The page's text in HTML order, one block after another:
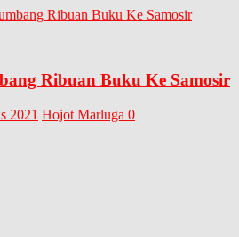
Ribuan Buku Ke Samosir
2021 Hojot Marluga 0